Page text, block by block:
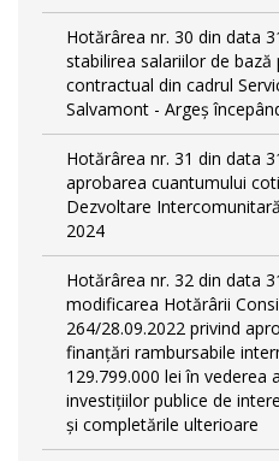
Hotărârea nr. 30 din data
stabilirea salariilor de bază
contractual din cadrul
Salvamont - Argeș
Hotărârea nr. 31 din data
aprobarea cuantumului
Dezvoltare
2024
Hotărârea nr. 32 din data
modificarea Hotărârii
264/28.09.2022 privind
finanțări rambursabile
129.799.000 lei în vederea
investițiilor publice de
și completările ulterioare